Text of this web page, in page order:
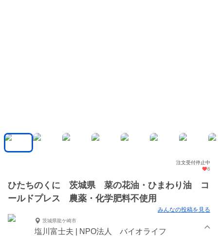
注文受付停止中
6
ひたちのくに 茨城県 菜の花油・ひまわり油 コ
ールドプレス 農薬・化学肥料不使用
みんなの投稿を見る
茨城県龍ケ崎市
塩川富士夫 | NPO法人 バイオライフ